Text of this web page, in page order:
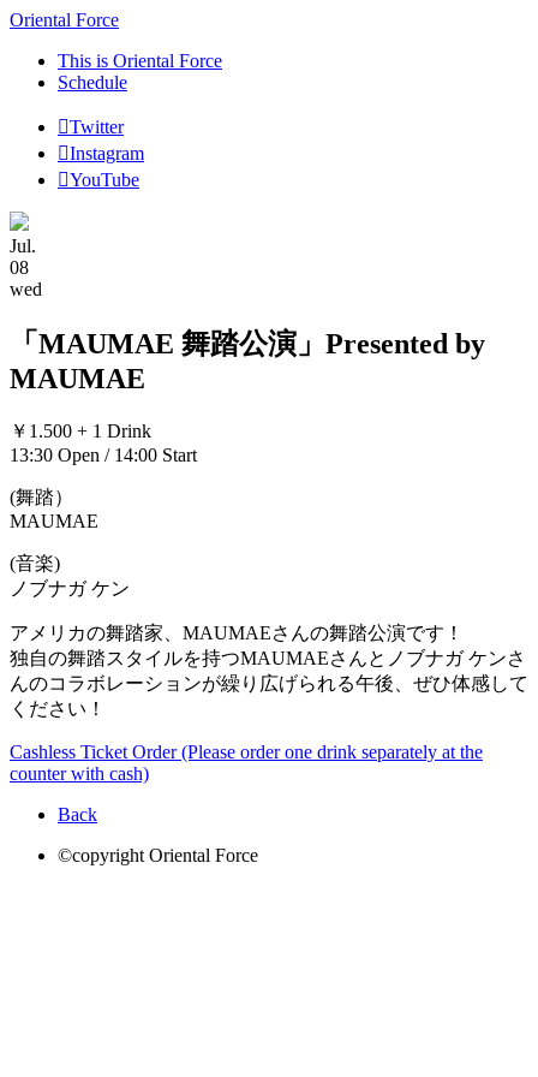
Oriental Force
This is Oriental Force
Schedule
Twitter
Instagram
YouTube
Jul.
08
wed
「MAUMAE 舞踏公演」Presented by
MAUMAE
￥1.500 + 1 Drink
13:30 Open / 14:00 Start
(舞踏）
MAUMAE
(音楽)
ノブナガ ケン
アメリカの舞踏家、MAUMAEさんの舞踏公演です！
独自の舞踏スタイルを持つMAUMAEさんとノブナガ ケンさ
んのコラボレーションが繰り広げられる午後、ぜひ体感して
ください！
Cashless Ticket Order (Please order one drink separately at the
counter with cash)
Back
©copyright Oriental Force